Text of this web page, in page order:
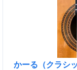
かーる（クラシ